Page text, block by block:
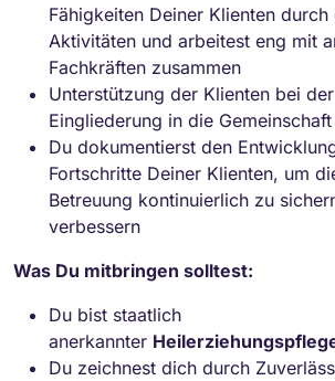
Fähigkeiten Deiner Klienten durch
Aktivitäten und arbeitest eng mit
Fachkräften zusammen
Unterstützung der Klienten bei
Eingliederung in die Gemeinschaft
Du dokumentierst den
Fortschritte Deiner Klienten, um
Betreuung kontinuierlich zu
verbessern
Was Du mitbringen solltest:
Du bist staatlich
anerkannter
Du zeichnest dich durch